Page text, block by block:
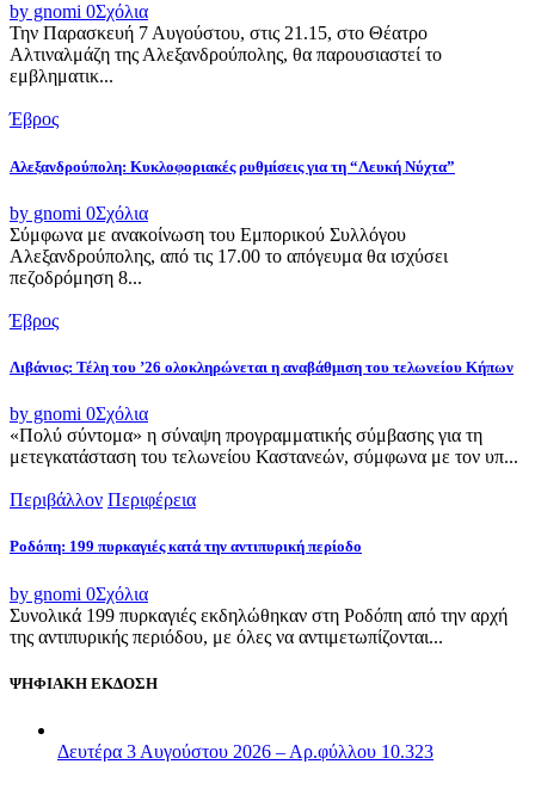
by gnomi 0Σχόλια
Την Παρασκευή 7 Αυγούστου, στις 21.15, στο Θέατρο
Αλτιναλμάζη της Αλεξανδρούπολης, θα παρουσιαστεί το
εμβληματικ...
Έβρος
Αλεξανδρούπολη: Κυκλοφοριακές ρυθμίσεις για τη “Λευκή Νύχτα”
by gnomi 0Σχόλια
Σύμφωνα με ανακοίνωση του Εμπορικού Συλλόγου
Αλεξανδρούπολης, από τις 17.00 το απόγευμα θα ισχύσει
πεζοδρόμηση 8...
Έβρος
Λιβάνιος: Τέλη του ’26 ολοκληρώνεται η αναβάθμιση του τελωνείου Κήπων
by gnomi 0Σχόλια
«Πολύ σύντομα» η σύναψη προγραμματικής σύμβασης για τη
μετεγκατάσταση του τελωνείου Καστανεών, σύμφωνα με τον υπ...
Περιβάλλον Περιφέρεια
Ροδόπη: 199 πυρκαγιές κατά την αντιπυρική περίοδο
by gnomi 0Σχόλια
Συνολικά 199 πυρκαγιές εκδηλώθηκαν στη Ροδόπη από την αρχή
της αντιπυρικής περιόδου, με όλες να αντιμετωπίζονται...
ΨΗΦΙΑΚΗ ΕΚΔΟΣΗ
Δευτέρα 3 Αυγούστου 2026 – Αρ.φύλλου 10.323